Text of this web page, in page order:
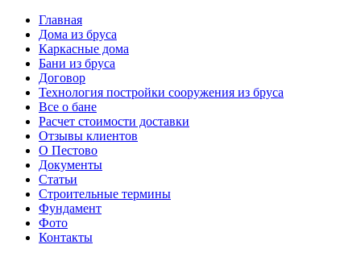
Главная
Дома из бруса
Каркасные дома
Бани из бруса
Договор
Технология постройки сооружения из бруса
Все о бане
Расчет стоимости доставки
Отзывы клиентов
О Пестово
Документы
Статьи
Строительные термины
Фундамент
Фото
Контакты